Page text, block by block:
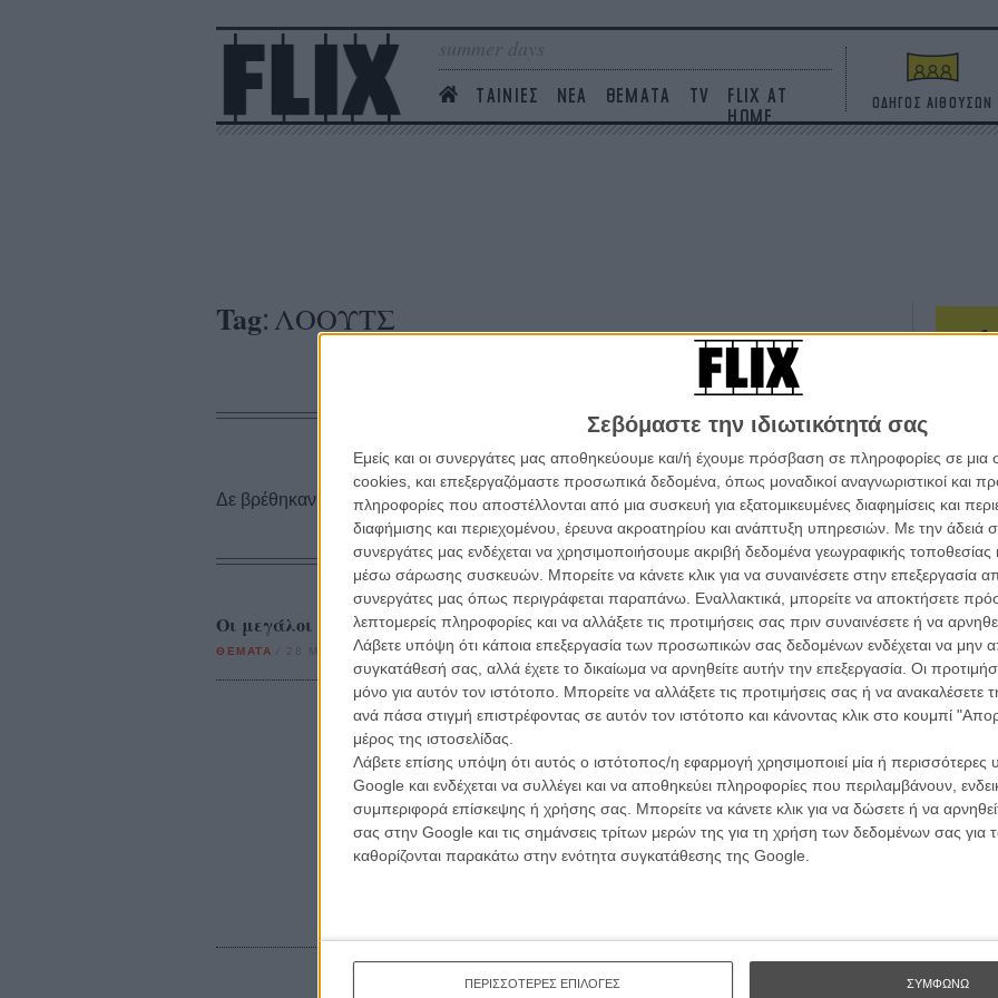
Σεβόμαστε την ιδιωτικότητά σας
Εμείς και οι συνεργάτες μας αποθηκεύουμε και/ή έχουμε πρόσβαση σε πληροφορίες σε
cookies, και επεξεργαζόμαστε προσωπικά δεδομένα, όπως μοναδικοί αναγνωριστικοί και
πληροφορίες που αποστέλλονται από μια συσκευή για εξατομικευμένες διαφημίσεις και
διαφήμισης και περιεχομένου, έρευνα ακροατηρίου και ανάπτυξη υπηρεσιών. Με την άδειά
συνεργάτες μας ενδέχεται να χρησιμοποιήσουμε ακριβή δεδομένα γεωγραφικής τοποθεσίας
μέσω σάρωσης συσκευών. Μπορείτε να κάνετε κλικ για να συναινέσετε στην επεξεργασία
συνεργάτες μας όπως περιγράφεται παραπάνω. Εναλλακτικά, μπορείτε να αποκτήσετε
λεπτομερείς πληροφορίες και να αλλάξετε τις προτιμήσεις σας πριν συναινέσετε ή να
Λάβετε υπόψη ότι κάποια επεξεργασία των προσωπικών σας δεδομένων ενδέχεται να μην
συγκατάθεσή σας, αλλά έχετε το δικαίωμα να αρνηθείτε αυτήν την επεξεργασία. Οι
μόνο για αυτόν τον ιστότοπο. Μπορείτε να αλλάξετε τις προτιμήσεις σας ή να ανακαλέσετε
ανά πάσα στιγμή επιστρέφοντας σε αυτόν τον ιστότοπο και κάνοντας κλικ στο κουμπί
μέρος της ιστοσελίδας.
Λάβετε επίσης υπόψη ότι αυτός ο ιστότοπος/η εφαρμογή χρησιμοποιεί μία ή περισσότερες
Google και ενδέχεται να συλλέγει και να αποθηκεύει πληροφορίες που περιλαμβάνουν,
συμπεριφορά επίσκεψης ή χρήσης σας. Μπορείτε να κάνετε κλικ για να δώσετε ή να
σας στην Google και τις σημάνσεις τρίτων μερών της για τη χρήση των δεδομένων σας
καθορίζονται παρακάτω στην ενότητα συγκατάθεσης της Google.
ΠΕΡΙΣΣΟΤΕΡΕΣ ΕΠΙΛΟΓΕΣ ΣΥΜΦΩΝΩ
summer days
ΤΑΙΝΙΕΣ ΝΕΑ ΘΕΜΑΤΑ TV
FLIX AT
HOME
ΟΔΗΓΟΣ ΑΙΘΟΥΣΩΝ
Tag: ΛΟΟΥΤΣ
ΤΑΙΝΙΕΣ
Δε βρέθηκαν σχετικές κριτικές ταινιών.
ΑΡΘΡΑ
Οι μεγάλοι νικητές του Φεστιβάλ Καννών μιλούν στο Flix!
ΘΕΜΑΤΑ 28 ΜΑΙ 2012/ Flix Team
Βιμ
Η
σε
Εγγράψου